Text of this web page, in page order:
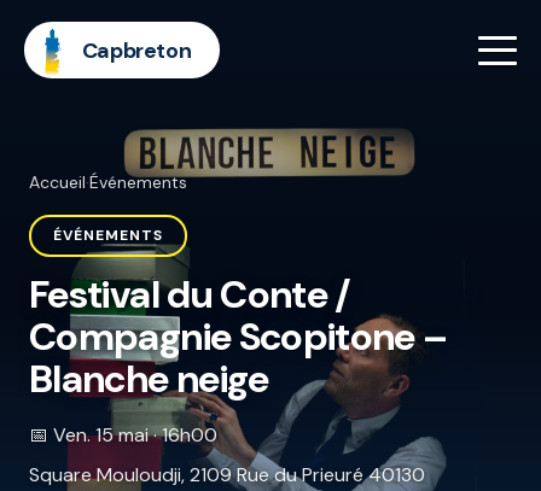
Capbreton
Accueil·Événements
ÉVÉNEMENTS
Festival du Conte /
Compagnie Scopitone –
Blanche neige
📅 Ven. 15 mai · 16h00
Square Mouloudji, 2109 Rue du Prieuré 40130